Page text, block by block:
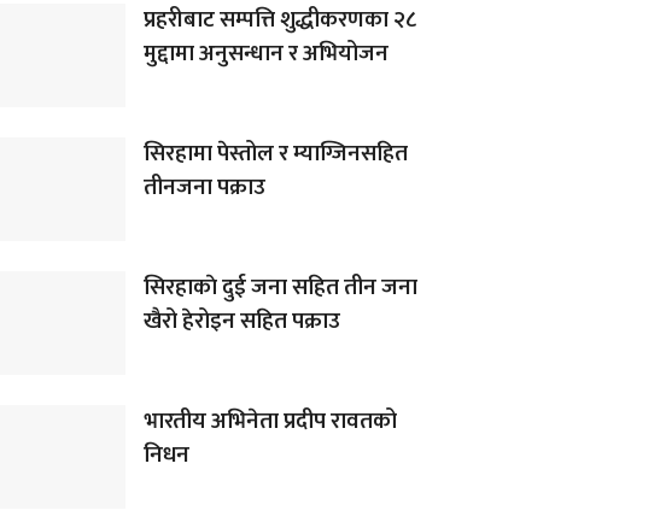
प्रहरीबाट सम्पत्ति शुद्धीकरणका २८
मुद्दामा अनुसन्धान र अभियोजन
सिरहामा पेस्तोल र म्याग्जिनसहित
तीनजना पक्राउ
सिरहाकाे दुई जना सहित तीन जना
खैरो हेरोइन सहित पक्राउ
भारतीय अभिनेता प्रदीप रावतको
निधन